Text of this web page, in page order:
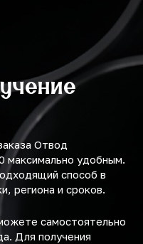
Отвод
удобным.
способ в
региона и сроков.
самостоятельно
Для получения